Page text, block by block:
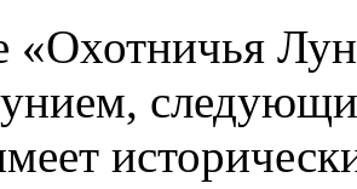
«Охотничья